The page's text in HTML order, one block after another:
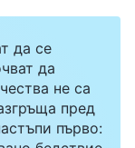
да се
да
не са
пред
първо: